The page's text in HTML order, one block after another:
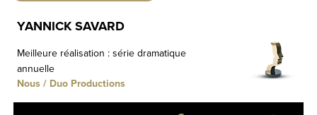
YANNICK SAVARD
Meilleure réalisation : série dramatique
annuelle
Nous / Duo Productions